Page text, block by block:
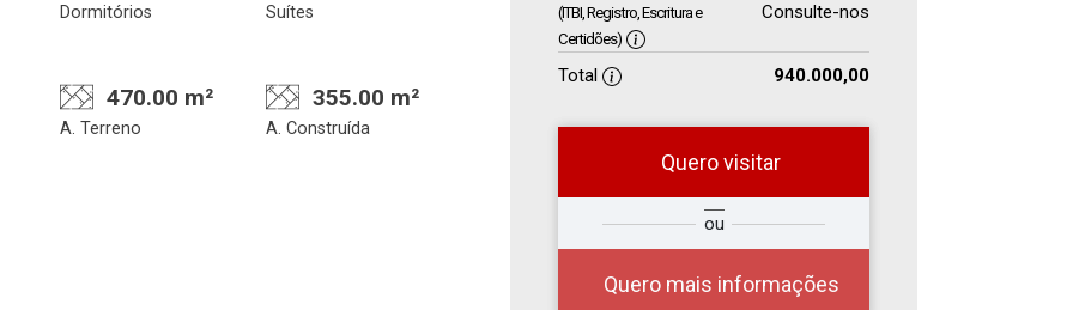
Dormitórios Suítes
470.00 m²
A. Terreno
355.00 m²
A. Construída
(ITBI, Registro, Escritura e
Certidões)
Consulte-nos
Total 940.000,00
Quero visitar
ou
Quero mais informações
Qual o melhor dia e
horário para você?